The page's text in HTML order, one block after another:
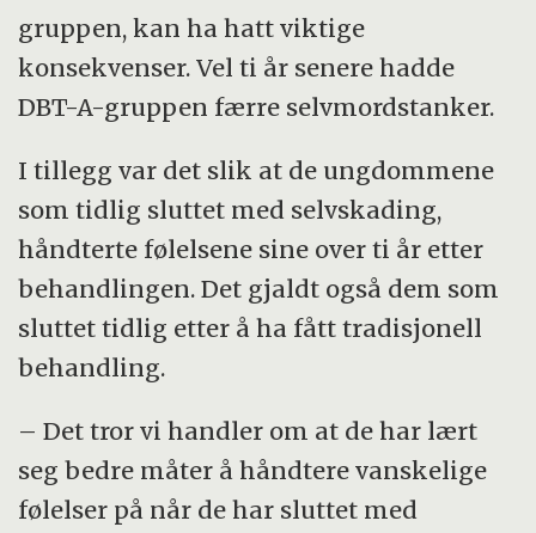
gruppen, kan ha hatt viktige
konsekvenser. Vel ti år senere hadde
DBT-A-gruppen færre selvmordstanker.
I tillegg var det slik at de ungdommene
som tidlig sluttet med selvskading,
håndterte følelsene sine over ti år etter
behandlingen. Det gjaldt også dem som
sluttet tidlig etter å ha fått tradisjonell
behandling.
– Det tror vi handler om at de har lært
seg bedre måter å håndtere vanskelige
følelser på når de har sluttet med